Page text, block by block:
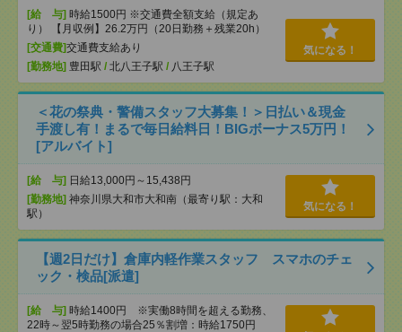
[給 与] 時給1500円 ※交通費全額支給（規定あ
り） 【月収例】26.2万円（20日勤務＋残業20h）
[交通費]交通費支給あり
[勤務地] 豊田駅 / 北八王子駅 / 八王子駅
気になる！
＜花の祭典・警備スタッフ大募集！＞日払い＆現金
手渡し有！まるで毎日給料日！BIGボーナス5万円！
[アルバイト]
[給 与] 日給13,000円～15,438円
[勤務地] 神奈川県大和市大和南（最寄り駅：大和
駅）
気になる！
【週2日だけ】倉庫内軽作業スタッフ スマホのチェ
ック・検品[派遣]
[給 与] 時給1400円 ※実働8時間を超える勤務、
22時～翌5時勤務の場合25％割増：時給1750円